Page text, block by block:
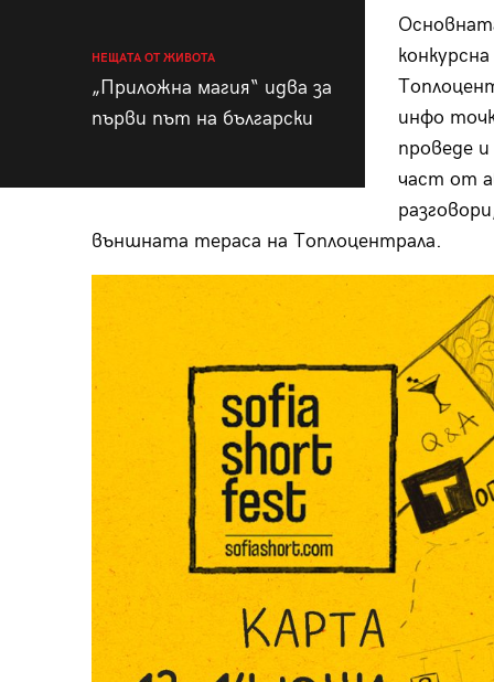
НЕЩАТА ОТ ЖИВОТА
„Приложна магия“ идва за
първи път на български
инфо
проведе
част от
външната тераса на Топлоцентрала.